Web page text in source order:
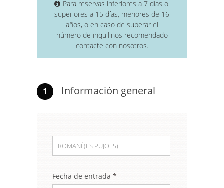
Para reservas inferiores a 7 días o
superiores a 15 días, menores de 16
años, o en caso de superar el
número de inquilinos recomendado
contacte con nosotros.
1 Información general
Fecha de entrada *